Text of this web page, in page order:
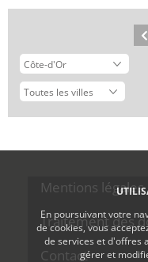
En poursuivant votre
de cookies, vous
de services et d'offres
gérer et
Mentions légales
Traitement des
Contact